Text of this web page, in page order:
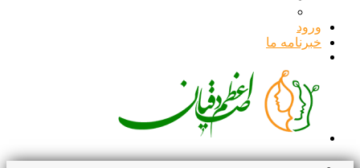
ورود
خبرنامه ما